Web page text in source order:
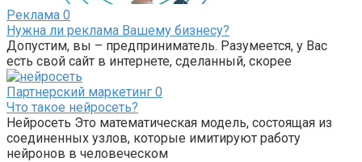
Реклама 0
Нужна ли реклама Вашему бизнесу?
Допустим, вы – предприниматель. Разумеется, у Вас
есть свой сайт в интернете, сделанный, скорее
Партнерский маркетинг 0
Что такое нейросеть?
Нейросеть Это математическая модель, состоящая из
соединенных узлов, которые имитируют работу
нейронов в человеческом